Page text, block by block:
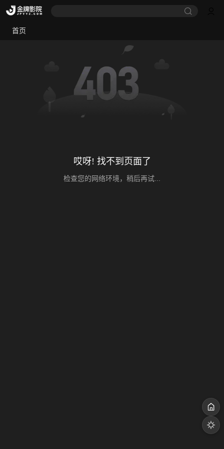
首页
哎呀! 找不到页面了
检查您的网络环境，稍后再试...